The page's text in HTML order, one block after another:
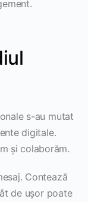
s-au mutat
digitale.
și colaborăm.
Contează
de ușor poate